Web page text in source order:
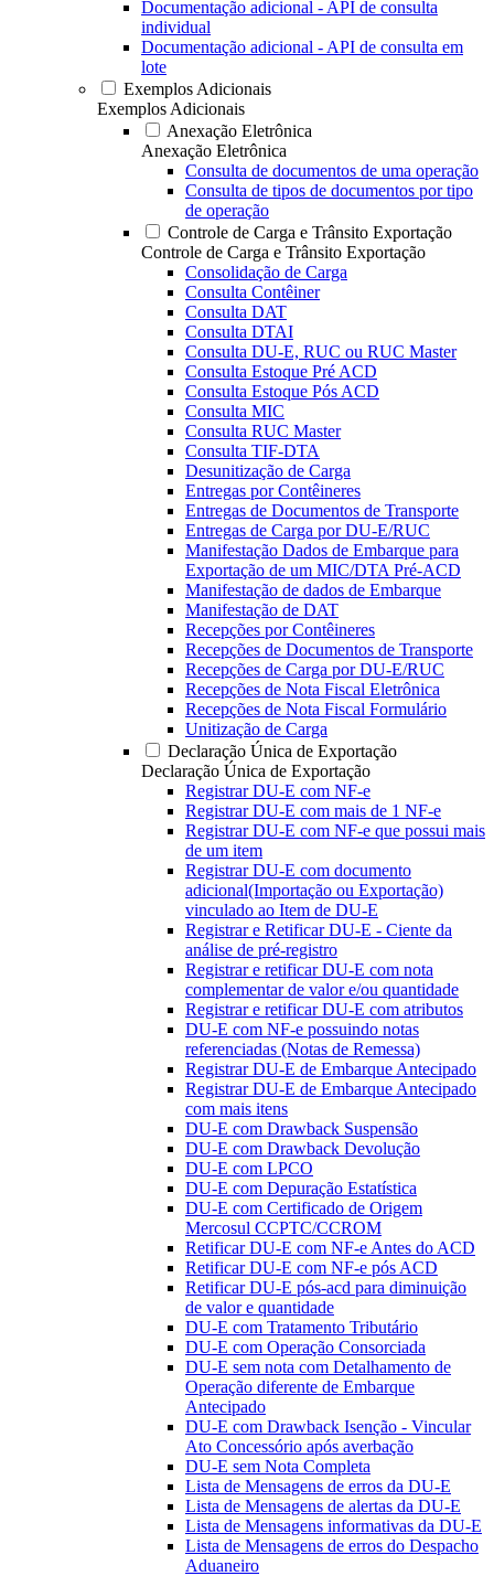
Documentação adicional - API de consulta
individual
Documentação adicional - API de consulta em
lote
Exemplos Adicionais
Exemplos Adicionais
Anexação Eletrônica
Anexação Eletrônica
Consulta de documentos de uma operação
Consulta de tipos de documentos por tipo
de operação
Controle de Carga e Trânsito Exportação
Controle de Carga e Trânsito Exportação
Consolidação de Carga
Consulta Contêiner
Consulta DAT
Consulta DTAI
Consulta DU-E, RUC ou RUC Master
Consulta Estoque Pré ACD
Consulta Estoque Pós ACD
Consulta MIC
Consulta RUC Master
Consulta TIF-DTA
Desunitização de Carga
Entregas por Contêineres
Entregas de Documentos de Transporte
Entregas de Carga por DU-E/RUC
Manifestação Dados de Embarque para
Exportação de um MIC/DTA Pré-ACD
Manifestação de dados de Embarque
Manifestação de DAT
Recepções por Contêineres
Recepções de Documentos de Transporte
Recepções de Carga por DU-E/RUC
Recepções de Nota Fiscal Eletrônica
Recepções de Nota Fiscal Formulário
Unitização de Carga
Declaração Única de Exportação
Declaração Única de Exportação
Registrar DU-E com NF-e
Registrar DU-E com mais de 1 NF-e
Registrar DU-E com NF-e que possui mais
de um item
Registrar DU-E com documento
adicional(Importação ou Exportação)
vinculado ao Item de DU-E
Registrar e Retificar DU-E - Ciente da
análise de pré-registro
Registrar e retificar DU-E com nota
complementar de valor e/ou quantidade
Registrar e retificar DU-E com atributos
DU-E com NF-e possuindo notas
referenciadas (Notas de Remessa)
Registrar DU-E de Embarque Antecipado
Registrar DU-E de Embarque Antecipado
com mais itens
DU-E com Drawback Suspensão
DU-E com Drawback Devolução
DU-E com LPCO
DU-E com Depuração Estatística
DU-E com Certificado de Origem
Mercosul CCPTC/CCROM
Retificar DU-E com NF-e Antes do ACD
Retificar DU-E com NF-e pós ACD
Retificar DU-E pós-acd para diminuição
de valor e quantidade
DU-E com Tratamento Tributário
DU-E com Operação Consorciada
DU-E sem nota com Detalhamento de
Operação diferente de Embarque
Antecipado
DU-E com Drawback Isenção - Vincular
Ato Concessório após averbação
DU-E sem Nota Completa
Lista de Mensagens de erros da DU-E
Lista de Mensagens de alertas da DU-E
Lista de Mensagens informativas da DU-E
Lista de Mensagens de erros do Despacho
Aduaneiro